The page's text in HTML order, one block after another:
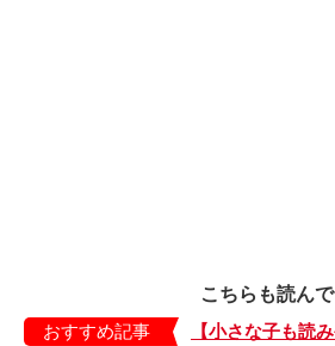
こちらも読んで
おすすめ記事